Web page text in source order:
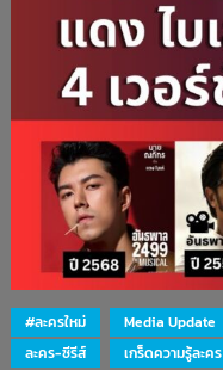
#ละครใหม่ Media Update
ละคร-ซีรีส์
เกร็ดความรู้ละคร